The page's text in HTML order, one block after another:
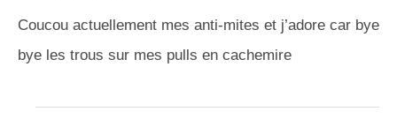
Coucou actuellement mes anti-mites et j’adore car bye
bye les trous sur mes pulls en cachemire